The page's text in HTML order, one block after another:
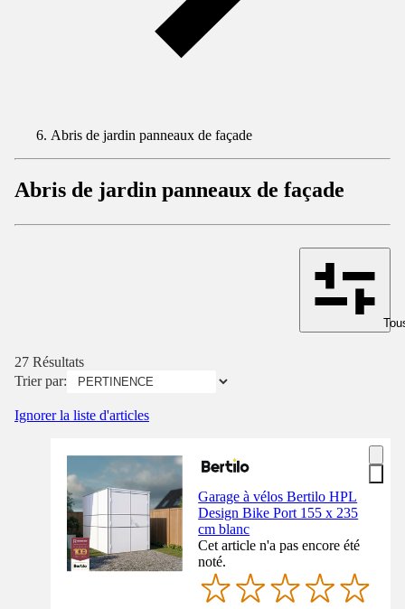
Abris de jardin panneaux de façade
Abris de jardin panneaux de façade
27 Résultats
Trier par:
Ignorer la liste d'articles
Garage à vélos Bertilo HPL
Design Bike Port 155 x 235
cm blanc
Cet article n'a pas encore été
noté.